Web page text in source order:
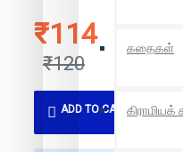
கதைகள்
₹114
₹120
ADD TO CART